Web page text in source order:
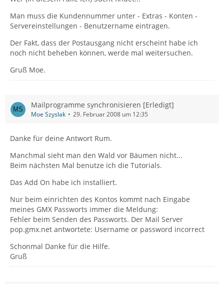
Man muss die Kundennummer unter - Extras - Konten -
Servereinstellungen - Benutzername eintragen.
Der Fakt, dass der Postausgang nicht erscheint habe ich
noch nicht beheben können, werde mal weitersuchen.
Gruß Moe.
Mailprogramme synchronisieren [Erledigt]
Moe Szyslak 29. Februar 2008 um 12:35
Danke für deine Antwort Rum.
Manchmal sieht man den Wald vor Bäumen nicht...
Beim nächsten Mal benutze ich die Tutorials.
Das Add On habe ich installiert.
Nur beim einrichten des Kontos kommt nach Eingabe
meines GMX Passworts immer die Meldung:
Fehler beim Senden des Passworts. Der Mail Server
pop.gmx.net antwortete: Username or password incorrect
Schonmal Danke für die Hilfe.
Gruß